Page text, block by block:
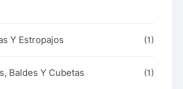
Y Estropajos (1)
Baldes Y Cubetas (1)